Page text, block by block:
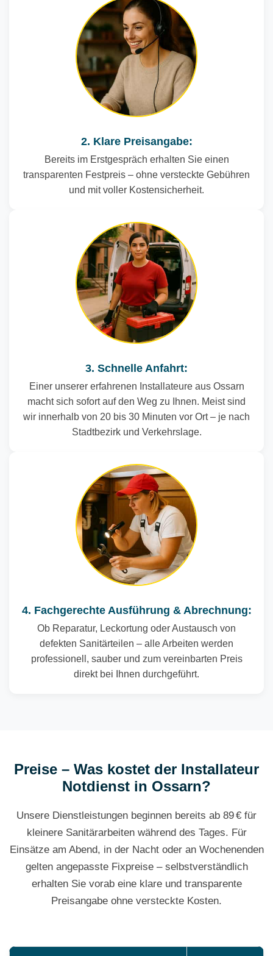
2. Klare Preisangabe:
Bereits im Erstgespräch erhalten Sie einen
transparenten Festpreis – ohne versteckte Gebühren
und mit voller Kostensicherheit.
3. Schnelle Anfahrt:
Einer unserer erfahrenen Installateure aus Ossarn
macht sich sofort auf den Weg zu Ihnen. Meist sind
wir innerhalb von 20 bis 30 Minuten vor Ort – je nach
Stadtbezirk und Verkehrslage.
4. Fachgerechte Ausführung & Abrechnung:
Ob Reparatur, Leckortung oder Austausch von
defekten Sanitärteilen – alle Arbeiten werden
professionell, sauber und zum vereinbarten Preis
direkt bei Ihnen durchgeführt.
Preise – Was kostet der Installateur
Notdienst in Ossarn?
Unsere Dienstleistungen beginnen bereits ab 89 € für
kleinere Sanitärarbeiten während des Tages. Für
Einsätze am Abend, in der Nacht oder an Wochenenden
gelten angepasste Fixpreise – selbstverständlich
erhalten Sie vorab eine klare und transparente
Preisangabe ohne versteckte Kosten.